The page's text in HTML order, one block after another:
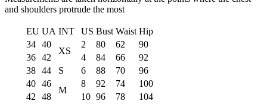
and shoulders protrude the most
EU UA INT US Bust Waist Hip
34 40
XS
2 80 62
90
36 42 4 84 66
92
38 44 S 6 88 70
96
40 46
M
8 92 74
100
42 48 10 96 78
104